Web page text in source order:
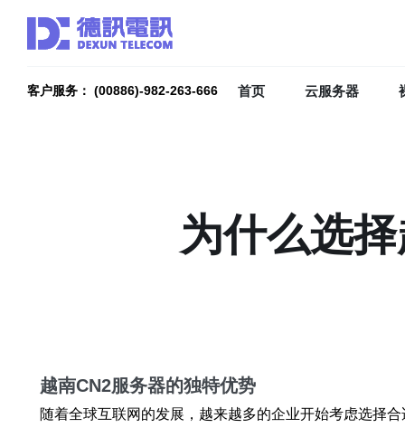
客户服务： (00886)-982-263-666 首页 云服务器
为什么选
越南CN2服务器的独特优势
随着全球互联网的发展，越来越多的企业开始考虑选择